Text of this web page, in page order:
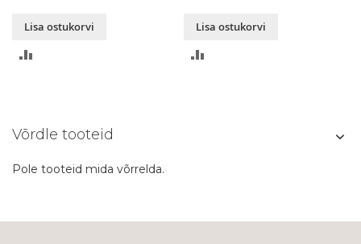
Lisa ostukorvi
Lisa ostukorvi
Võrdle tooteid
Pole tooteid mida võrrelda.